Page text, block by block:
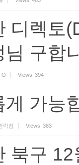
디렉토
님 구합
Views 394
가능
락점 Views 383
북구